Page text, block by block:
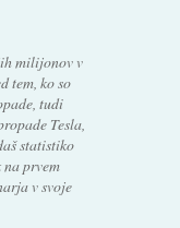
milijonov v
tem, ko so
tudi
Tesla,
statistiko
prvem
v svoje